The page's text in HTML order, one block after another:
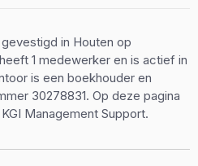
in Houten op
1 medewerker en is actief in
is een boekhouder en
30278831. Op deze pagina
Management Support.